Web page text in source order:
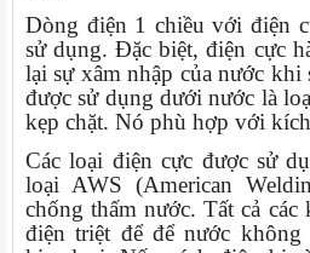
Dòng điện 1 chiều với điện
sử dụng. Đặc biệt, điện cực
lại sự xâm nhập của nước
được sử dụng dưới nước là
kẹp chặt. Nó phù hợp với
Các loại điện cực được sử
loại AWS (American
chống thấm nước. Tất cả các
điện triệt để để nước